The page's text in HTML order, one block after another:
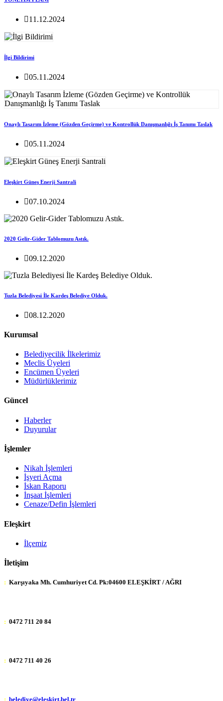
11.12.2024
İlgi Bildirimi
05.11.2024
Onaylı Tasarım İzleme (Gözden Geçirme) ve Kontrollük Danışmanlığı İş Tanımı Taslak
05.11.2024
Eleşkirt Güneş Enerji Santrali
07.10.2024
2020 Gelir-Gider Tablomuzu Astık.
09.12.2020
Tuzla Belediyesi İle Kardeş Belediye Olduk.
08.12.2020
Kurumsal
Belediyecilik İlkelerimiz
Meclis Üyeleri
Encümen Üyeleri
Müdürlüklerimiz
Güncel
Haberler
Duyurular
İşlemler
Nikah İşlemleri
İşyeri Açma
İskan Raporu
İnşaat İşlemleri
Cenaze/Defin İşlemleri
Eleşkirt
İlçemiz
İletişim
: Karşıyaka Mh. Cumhuriyet Cd. Pk:04600 ELEŞKİRT / AĞRI
: 0472 711 20 84
: 0472 711 40 26
: belediye@eleskirt.bel.tr